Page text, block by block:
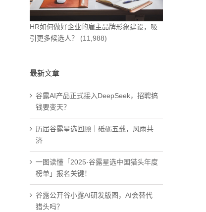
HR如何做好企业的雇主品牌形象建设，吸
引更多候选人？
(11,988)
最新文章
谷露AI产品正式接入DeepSeek，招聘搞
钱要变天？
历届谷露星选回顾｜砥砺五载，风雨共
济
一图读懂「2025·谷露星选中国猎头年度
榜单」报名关键！
谷露公开谷小露AI研发版图，AI会替代
猎头吗？